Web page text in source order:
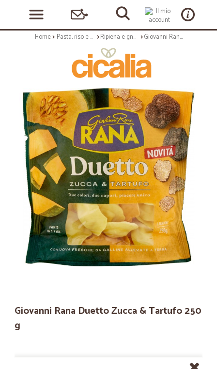
Home Pasta, riso e cerali Ripiena e gnocchi Giovanni Rana Duetto Zucca & Tartufo 250 g
Giovanni Rana Duetto Zucca & Tartufo 250
g